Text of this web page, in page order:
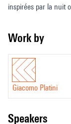
inspirées par la nuit
entrelacent leurs
de la voix même, et
manière toujours
Giacomo Platini
Work by
Giacomo Platini
speakers